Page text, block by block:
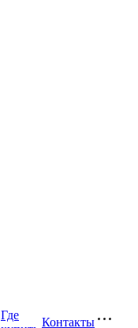
Где
Контакты